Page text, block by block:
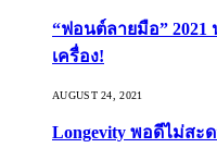
“ฟอนต์ลายมือ”
เครื่อง!
AUGUST 24, 2021
Longevity พอดีไม่สะ